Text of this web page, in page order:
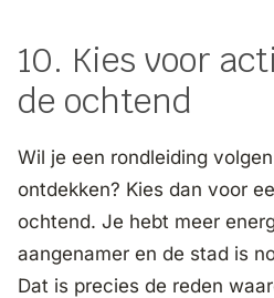
10. Kies voor
de ochtend
Wil je een rondleiding
ontdekken? Kies dan voor
ochtend. Je hebt meer
aangenamer en de stad is
Dat is precies de reden